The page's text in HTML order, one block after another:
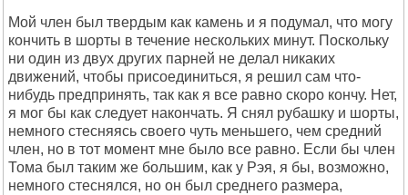
Мой член был твердым как камень и я подумал, что могу
кончить в шорты в течение нескольких минут. Поскольку
ни один из двух других парней не делал никаких
движений, чтобы присоединиться, я решил сам что-
нибудь предпринять, так как я все равно скоро кончу. Нет,
я мог бы как следует накончать. Я снял рубашку и шорты,
немного стесняясь своего чуть меньшего, чем средний
член, но в тот момент мне было все равно. Если бы член
Тома был таким же большим, как у Рэя, я бы, возможно,
немного стеснялся, но он был среднего размера,